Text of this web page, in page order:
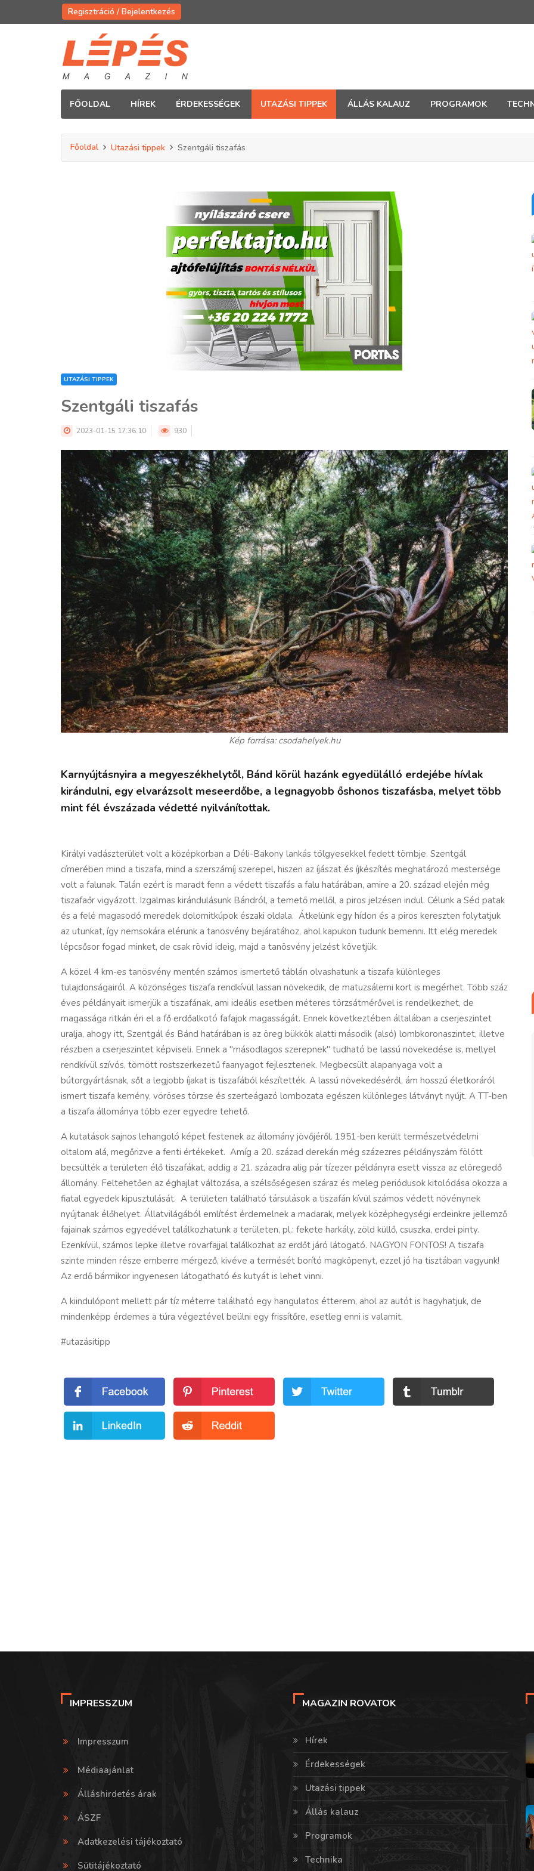
Regisztráció / Bejelentkezés
FŐOLDAL HÍREK ÉRDEKESSÉGEK UTAZÁSI TIPPEK ÁLLÁS KALAUZ PROGRAMOK
Főoldal Utazási tippek Szentgáli tiszafás
UTAZÁSI TIPPEK
Szentgáli tiszafás
2023-01-15 17:36:10 930
Kép forrása: csodahelyek.hu
Karnyújtásnyira a megyeszékhelytől, Bánd körül hazánk egyedülálló erdejébe hívlak
kirándulni, egy elvarázsolt meseerdőbe, a legnagyobb őshonos tiszafásba, melyet több
mint fél évszázada védetté nyilvánítottak.
Királyi vadászterület volt a középkorban a Déli-Bakony lankás tölgyesekkel fedett tömbje. Szentgál
címerében mind a tiszafa, mind a szerszámíj szerepel, hiszen az íjászat és íjkészítés meghatározó mestersége
volt a falunak. Talán ezért is maradt fenn a védett tiszafás a falu határában, amire a 20. század elején még
tiszafaőr vigyázott. Izgalmas kirándulásunk Bándról, a temető mellől, a piros jelzésen indul. Célunk a Séd patak
és a felé magasodó meredek dolomitkúpok északi oldala. Átkelünk egy hídon és a piros kereszten folytatjuk
az utunkat, így nemsokára elérünk a tanösvény bejáratához, ahol kapukon tudunk bemenni. Itt elég meredek
lépcsősor fogad minket, de csak rövid ideig, majd a tanösvény jelzést követjük.
A közel 4 km-es tanösvény mentén számos ismertető táblán olvashatunk a tiszafa különleges
tulajdonságairól. A közönséges tiszafa rendkívül lassan növekedik, de matuzsálemi kort is megérhet. Több száz
éves példányait ismerjük a tiszafának, ami ideális esetben méteres törzsátmérővel is rendelkezhet, de
magassága ritkán éri el a fő erdőalkotó fafajok magasságát. Ennek következtében általában a cserjeszintet
uralja, ahogy itt, Szentgál és Bánd határában is az öreg bükkök alatti második (alsó) lombkoronaszintet, illetve
részben a cserjeszintet képviseli. Ennek a "másodlagos szerepnek" tudható be lassú növekedése is, mellyel
rendkívül szívós, tömött rostszerkezetű faanyagot fejlesztenek. Megbecsült alapanyaga volt a
bútorgyártásnak, sőt a legjobb íjakat is tiszafából készítették. A lassú növekedéséről, ám hosszú életkoráról
ismert tiszafa kemény, vöröses törzse és szerteágazó lombozata egészen különleges látványt nyújt. A TT-ben
a tiszafa állománya több ezer egyedre tehető.
A kutatások sajnos lehangoló képet festenek az állomány jövőjéről. 1951-ben került természetvédelmi
oltalom alá, megőrizve a fenti értékeket. Amíg a 20. század derekán még százezres példányszám fölött
becsülték a területen élő tiszafákat, addig a 21. századra alig pár tízezer példányra esett vissza az elöregedő
állomány. Feltehetően az éghajlat változása, a szélsőségesen száraz és meleg periódusok kitolódása okozza a
fiatal egyedek kipusztulását. A területen található társulások a tiszafán kívül számos védett növénynek
nyújtanak élőhelyet. Állatvilágából említést érdemelnek a madarak, melyek középhegységi erdeinkre jellemző
fajainak számos egyedével találkozhatunk a területen, pl.: fekete harkály, zöld küllő, csuszka, erdei pinty.
Ezenkívül, számos lepke illetve rovarfajjal találkozhat az erdőt járó látogató. NAGYON FONTOS! A tiszafa
szinte minden része emberre mérgező, kivéve a termését borító magköpenyt, ezzel jó ha tisztában vagyunk!
Az erdő bármikor ingyenesen látogatható és kutyát is lehet vinni.
A kiindulópont mellett pár tíz méterre található egy hangulatos étterem, ahol az autót is hagyhatjuk, de
mindenképp érdemes a túra végeztével beülni egy frissítőre, esetleg enni is valamit.
#utazásitipp
IMPRESSZUM
Impresszum
Médiaajánlat
Álláshirdetés árak
ÁSZF
Adatkezelési tájékoztató
Sütitájékoztató
MAGAZIN ROVATOK
Hírek
Érdekességek
Utazási tippek
Állás kalauz
Programok
Technika